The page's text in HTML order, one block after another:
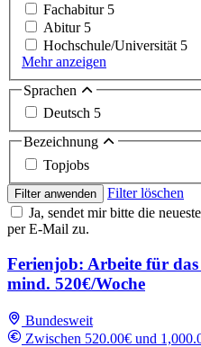
Fachabitur 5
Abitur 5
Hochschule/Universität 5
Mehr anzeigen
Sprachen
Deutsch 5
Bezeichnung
Topjobs
Filter anwenden
Filter löschen
Ja, sendet mir bitte die
per E-Mail zu.
Ferienjob: Arbeite für das
mind. 520€/Woche
Bundesweit
Zwischen 520.00€ und